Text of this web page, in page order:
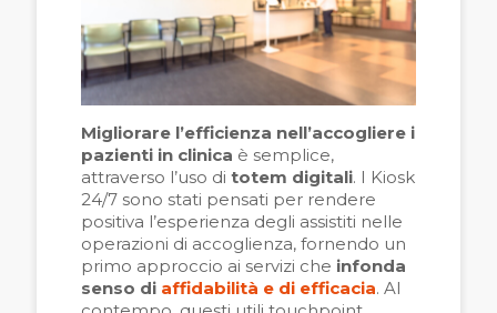
Migliorare l’efficienza nell’accogliere i
pazienti in clinica è semplice,
attraverso l’uso di totem digitali. I Kiosk
24/7 sono stati pensati per rendere
positiva l’esperienza degli assistiti nelle
operazioni di accoglienza, fornendo un
primo approccio ai servizi che infonda
senso di affidabilità e di efficacia. Al